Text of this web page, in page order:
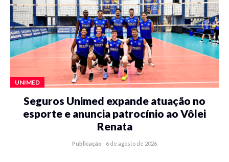
UNIMED
Seguros Unimed expande atuação no
esporte e anuncia patrocínio ao Vôlei
Renata
Publicação - 6 de agosto de 2026